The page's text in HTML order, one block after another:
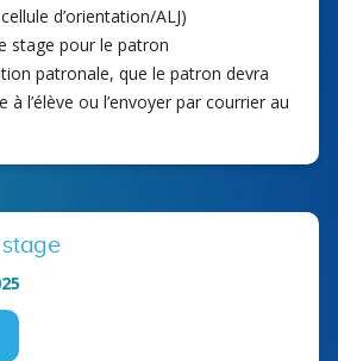
d’orientation/ALJ)
stage pour le patron
patronale, que le patron devra
l’élève ou l’envoyer par courrier au